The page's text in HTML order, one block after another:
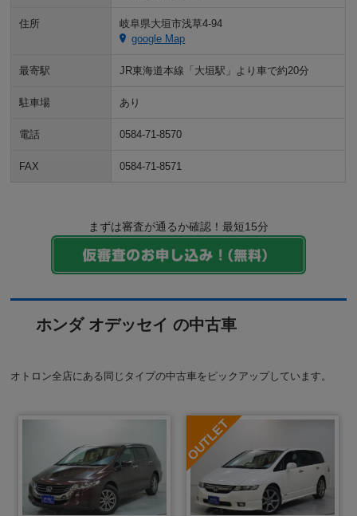
住所
岐阜県大垣市浅草4-94
google Map
最寄駅 JR東海道本線「大垣駅」より車で約20分
駐車場 あり
電話 0584-71-8570
FAX 0584-71-8571
まずは審査が通るか確認！最短15分
ホンダ オデッセイ の中古車
オトロン全店にある同じタイプの中古車をピックアップしています。